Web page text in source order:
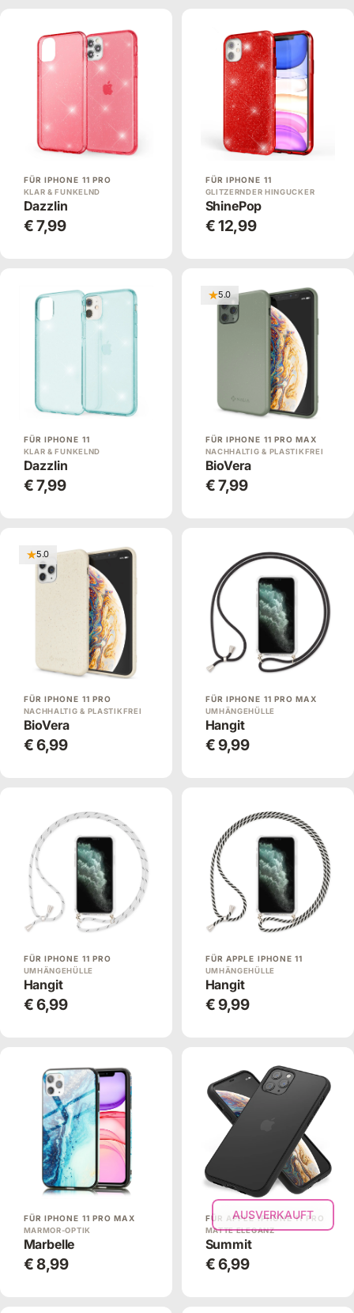
FÜR IPHONE 11 PRO
KLAR & FUNKELND
Dazzlin
€ 7,99
FÜR IPHONE 11
GLITZERNDER HINGUCKER
ShinePop
€ 12,99
FÜR IPHONE 11
KLAR & FUNKELND
Dazzlin
€ 7,99
5.0
FÜR IPHONE 11 PRO MAX
NACHHALTIG & PLASTIKFREI
BioVera
€ 7,99
5.0
FÜR IPHONE 11 PRO
NACHHALTIG & PLASTIKFREI
BioVera
€ 6,99
FÜR IPHONE 11 PRO MAX
UMHÄNGEHÜLLE
Hangit
€ 9,99
FÜR IPHONE 11 PRO
UMHÄNGEHÜLLE
Hangit
€ 6,99
FÜR APPLE IPHONE 11
UMHÄNGEHÜLLE
Hangit
€ 9,99
FÜR IPHONE 11 PRO MAX
MARMOR-OPTIK
Marbelle
€ 8,99
AUSVERKAUFT
FÜR APPLE IPHONE 11 PRO
MATTE ELEGANZ
Summit
€ 6,99